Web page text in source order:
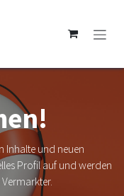
Inhalte und neuen
Profil auf und werden